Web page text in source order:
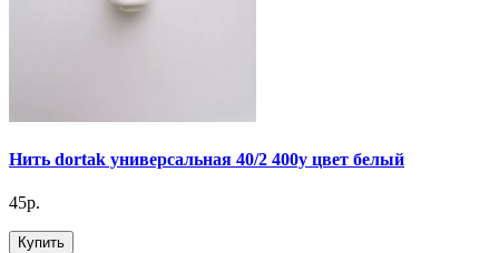
Нить dortak универсальная 40/2 400y цвет белый
45р.
Купить